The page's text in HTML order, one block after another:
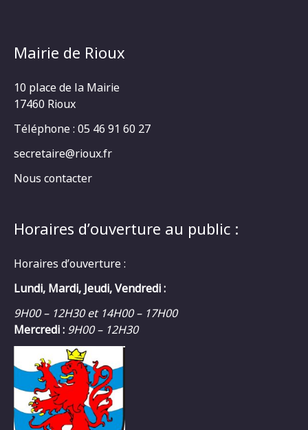
Mairie de Rioux
10 place de la Mairie
17460 Rioux
Téléphone : 05 46 91 60 27
secretaire@rioux.fr
Nous contacter
Horaires d’ouverture au public :
Horaires d’ouverture :
Lundi, Mardi, Jeudi, Vendredi :
9H00 – 12H30 et 14H00 – 17H00
Mercredi : 9H00 – 12H30